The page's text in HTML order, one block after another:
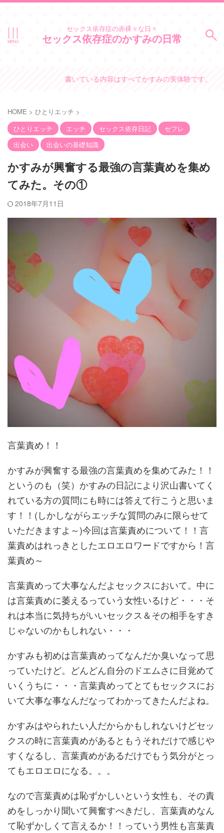
セックス依存症の赤裸々な日々
セックス依存症のかすみの日常
書いている内容はすべてかすみの実体験です。
HOME > ひとりエッチ >
ひとりエッチ
エッチ セックス依存日記
セフレ
出会い
出会いの基礎知識
かすみが興奮する最強の言葉責めを集め
てみた。その①
2018年7月11日
言葉責め！！
かすみが興奮する最強の言葉責めを集めてみた！！
というのも（笑）かすみの日記により沢山書いてく
れている方の質問にも時には答えて行こうと思いま
す！！(しかしながらエッチな質問のみに限らせて
いただきますよ～)今回は言葉責めについて！！言
葉責めはれっきとしたエロエロワードですから！言
葉責め～
言葉責めって大事なんだよセックスにおいて。中に
は言葉責めに萎えるっていう女性いるけど・・・そ
れは本当に気持ちがいいセックス＆その相手をすき
じゃないのかもしれない・・・
かすみも初めは言葉責めってなんだか臭いなって思
っていたけど。どんどん自分のドエムさに目覚めて
いくうちに・・・言葉責めってとてもセックスにお
いて大事な事なんだなってわかってきたんだよね。
かすみはやられたい人だからかもしれないけどセッ
クスの時に言葉責めがあるともうそれだけで感じや
すくなるし、言葉責めがあるだけでもう気分がとっ
てもエロエロになる。。。
なので言葉責めは恥ずかしいという女性も、その責
めをしっかり聞いて興奮すべきだし、言葉責めなん
て恥ずかしくて言えるか！！っていう男性も言葉責